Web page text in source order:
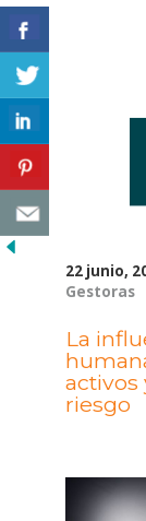
22 junio,
Gestoras
La
activos
riesgo